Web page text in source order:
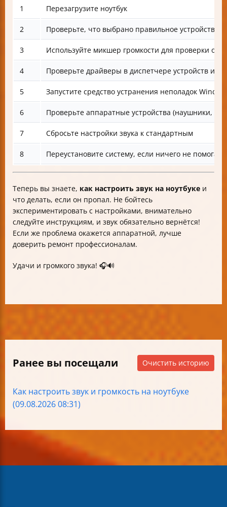
1 Перезагрузите ноутбук
2 Проверьте, что выбрано правильное устройство
3 Используйте микшер громкости для проверки
4 Проверьте драйверы в диспетчере устройств и
5 Запустите средство устранения неполадок
6 Проверьте аппаратные устройства (наушники,
7 Сбросьте настройки звука к стандартным
8 Переустановите систему, если ничего не помогает
Теперь вы знаете, как настроить звук на ноутбуке и
что делать, если он пропал. Не бойтесь
экспериментировать с настройками, внимательно
следуйте инструкциям, и звук обязательно вернётся!
Если же проблема окажется аппаратной, лучше
доверить ремонт профессионалам.
Удачи и громкого звука! 🎧🔊
Ранее вы посещали Очистить историю
Как настроить звук и громкость на ноутбуке
(09.08.2026 08:31)